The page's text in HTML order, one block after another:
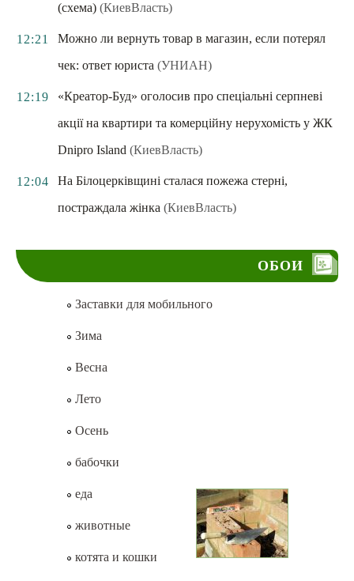
(схема) (КиевВласть)
12:21
Можно ли вернуть товар в магазин, если потерял
чек: ответ юриста (УНИАН)
12:19
«Креатор-Буд» оголосив про спеціальні серпневі
акції на квартири та комерційну нерухомість у ЖК
Dnipro Island (КиевВласть)
12:04
На Білоцерківщині сталася пожежа стерні,
постраждала жінка (КиевВласть)
ОБОИ
Заставки для мобильного
Зима
Весна
Лето
Осень
бабочки
еда
животные
котята и кошки